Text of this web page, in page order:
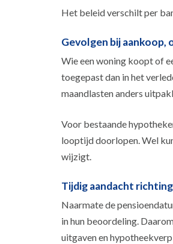
Het beleid verschilt per
Gevolgen bij aankoop,
Wie een woning koopt of
toegepast dan in het
maandlasten anders
Voor bestaande
looptijd doorlopen. Wel
wijzigt.
Tijdig aandacht
Naarmate de
in hun beoordeling.
uitgaven en